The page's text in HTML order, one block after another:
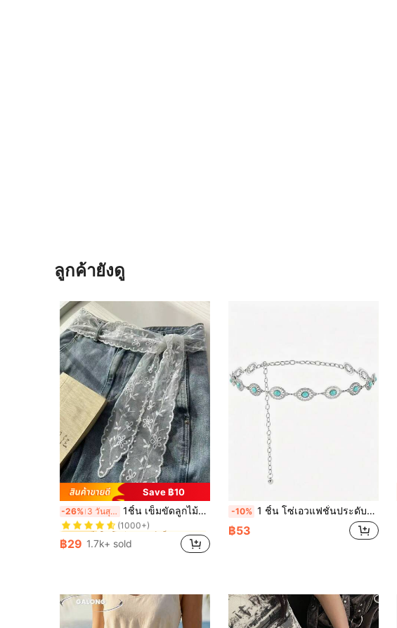
ลูกค้ายังดู
Save ฿10
-26% 3 วันสุดท้าย 1ชิ้น เข็มขัดลูกไม้ผู้หญิง, เข็มขัดผู้หญิง, อุปกรณ์เสริมกางเกงหลายฟังก์ชัน, สามารถใช้เป็นผ้าพันคอหรือเข็มขัด, ผ้าพันคอลูกไม้ยาวแฟชั่น, ผ้าพันคอลูกไม้ลายดอกไม้, ผ้าพันคอลูกไม้คาดศีรษะ, ผ้าพันคอลูกไม้ปักลายน้ำหนักเบา, ตกแต่งเอวลูกไม้หรูหรา, อุปกรณ์เสริมผู้หญิง
#1 ขายดี
ใน โพลีเอสเตอร์ เข็มขัดผู้หญิง
(1000+)
#1 ขายดี
(1000+)
#1 ขายดี
(1000+)
#1 ขายดี
ใน โพลีเอสเตอร์ เข็มขัดผู้หญิง
฿29 1.7k+ sold
-10% 1 ชิ้น โซ่เอวแฟชั่นประดับหินเทอร์ควอยซ์ & หินซงฮวา สำหรับผู้หญิง เข็มขัดบางตกแต่ง อุปกรณ์เสริมชุด
฿53